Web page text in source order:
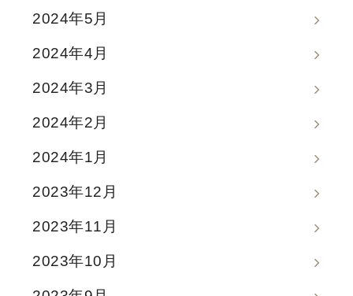
2024年5月
2024年4月
2024年3月
2024年2月
2024年1月
2023年12月
2023年11月
2023年10月